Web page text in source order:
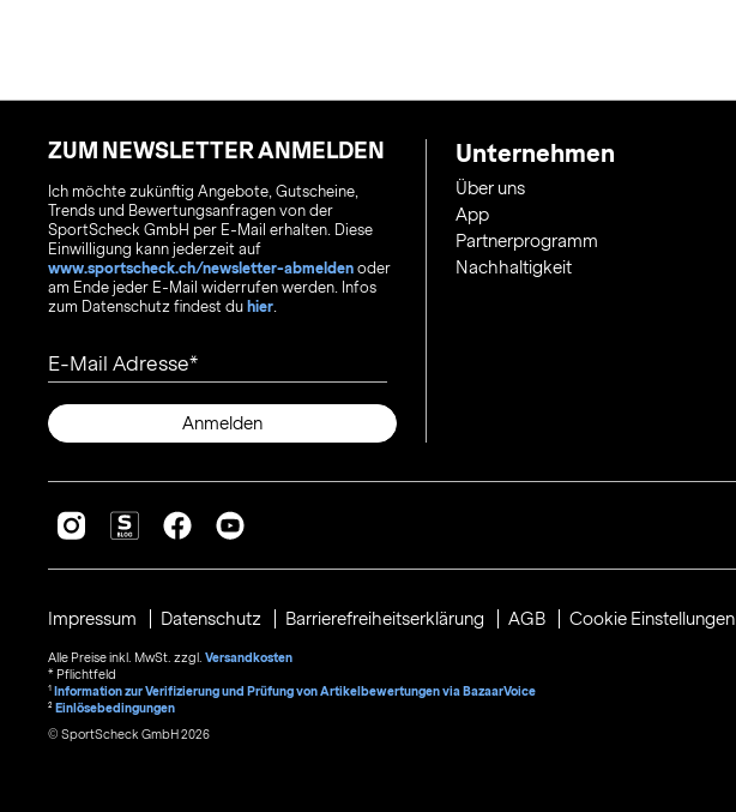
ZUM NEWSLETTER ANMELDEN
Ich möchte zukünftig Angebote, Gutscheine,
Trends und Bewertungsanfragen von der
SportScheck GmbH per E-Mail erhalten. Diese
Einwilligung kann jederzeit auf
www.sportscheck.ch/newsletter-abmelden oder
am Ende jeder E-Mail widerrufen werden. Infos
zum Datenschutz findest du hier.
E-Mail Adresse
Anmelden
Unternehmen
Über uns
App
Partnerprogramm
Nachhaltigkeit
Impressum Datenschutz Barrierefreiheitserklärung AGB Cookie Einstellungen
Alle Preise inkl. MwSt. zzgl. Versandkosten
* Pflichtfeld
1 Information zur Verifizierung und Prüfung von Artikelbewertungen via BazaarVoice
² Einlösebedingungen
© SportScheck GmbH 2026